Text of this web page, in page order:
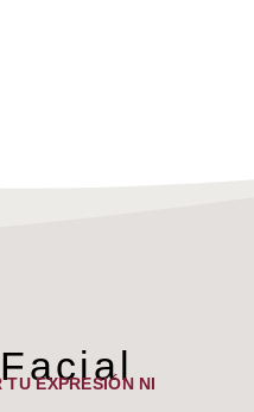
EXPRESIÓN NI